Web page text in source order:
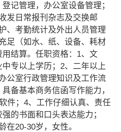
记管理，办公室设备管理；
发日常报刊杂志及交换邮
、考勤统计及外出人员管理
足（如水、纸、设备、耗材
结算。任职资格：1、文
专以上学历；2、二年以上
公室行政管理知识及工作流
备基本商务信函写作能力，
件；4、工作仔细认真、责任
的书面和口头表达能力；
在20-30岁，女性。